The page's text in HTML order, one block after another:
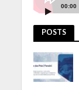
00:00
POSTS